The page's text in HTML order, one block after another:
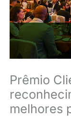
Prêmio
melhores